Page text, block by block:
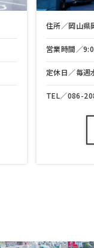
住所／岡山県岡
営業時間／9:00
定休日／毎週水
TEL／086-208-